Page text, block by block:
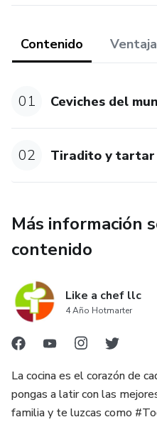
Contenido
01 Ceviches del
02 Tiradito y tartar
Más información
contenido
Like a chef llc
4 Año Hotmarter
La cocina es el corazón de
pongas a latir con las
familia y te luzcas como